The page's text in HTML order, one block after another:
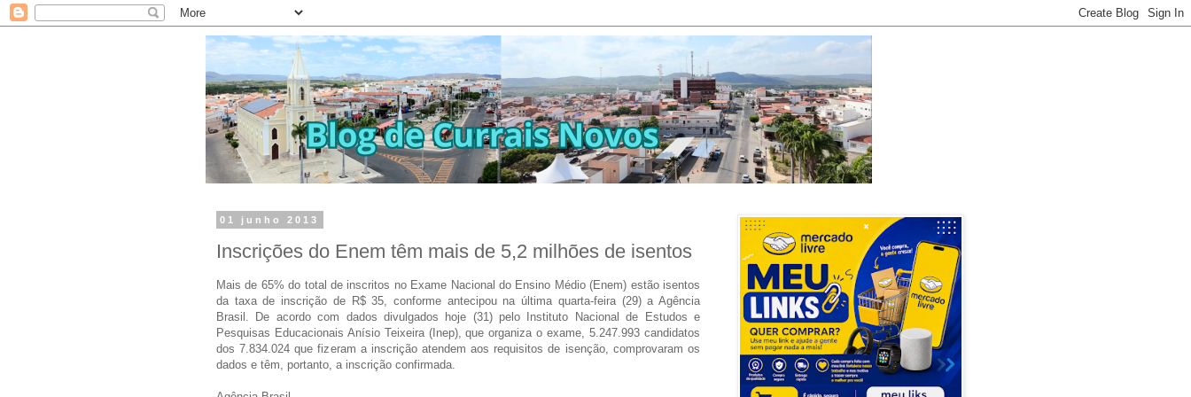
01 junho 2013
Inscrições do Enem têm mais de 5,2 milhões de isentos
Mais de 65% do total de inscritos no Exame Nacional do Ensino Médio (Enem) estão isentos
da taxa de inscrição de R$ 35, conforme antecipou na última quarta-feira (29) a Agência
Brasil. De acordo com dados divulgados hoje (31) pelo Instituto Nacional de Estudos e
Pesquisas Educacionais Anísio Teixeira (Inep), que organiza o exame, 5.247.993 candidatos
dos 7.834.024 que fizeram a inscrição atendem aos requisitos de isenção, comprovaram os
dados e têm, portanto, a inscrição confirmada.